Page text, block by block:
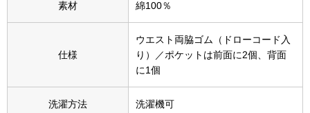
その他
素材 綿100％
仕様
ウエスト両脇ゴム（ドローコード入
り）／ポケットは前面に2個、背面
に1個
洗濯方法 洗濯機可